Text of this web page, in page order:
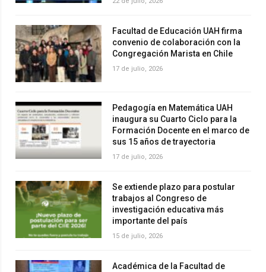
Facultad de Educación UAH firma
convenio de colaboración con la
Congregación Marista en Chile
17 de julio, 2026
Pedagogía en Matemática UAH
inaugura su Cuarto Ciclo para la
Formación Docente en el marco de
sus 15 años de trayectoria
17 de julio, 2026
Se extiende plazo para postular
trabajos al Congreso de
investigación educativa más
importante del país
15 de julio, 2026
Académica de la Facultad de